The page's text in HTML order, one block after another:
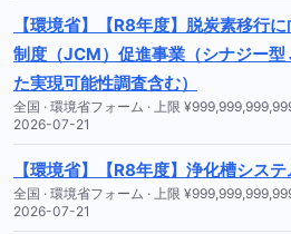
【環境省】【R8年度】脱炭素移⾏
制度（JCM）促進事業（シナジー
た実現可能性調査含む）
全国 · 環境省フォーム · 上限
2026-07-21
【環境省】【R8年度】浄化槽シス
全国 · 環境省フォーム · 上限
2026-07-21